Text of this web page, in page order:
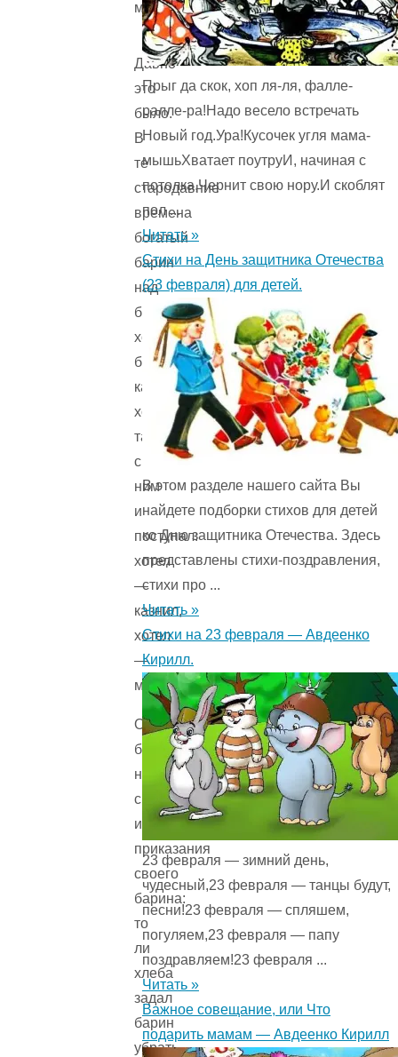
мужа.
Давно
это
было.
В
те
стародавние
времена
богатый
барин
над
бедняком
хозяином
был;
как
хотел,
так
с
ним
и
поступал:
хотел
—
казнил,
хотел
—
миловал.
Однажды
батрак
не
смог
исполнить
приказания
своего
барина:
то
ли
хлеба
задал
барин
убрать
Прыг да скок, хоп ля-ля, фалле-
ралле-ра!Надо весело встречать
Новый год.Ура!Кусочек угля мама-
мышьХватает поутруИ, начиная с
потолка,Чернит свою нору.И скоблят
пол ...
Читать »
Стихи на День защитника Отечества
(23 февраля) для детей.
В этом разделе нашего сайта Вы
найдете подборки стихов для детей
ко Дню защитника Отечества. Здесь
представлены стихи-поздравления,
стихи про ...
Читать »
Стихи на 23 февраля — Авдеенко
Кирилл.
23 февраля — зимний день,
чудесный,23 февраля — танцы будут,
песни!23 февраля — спляшем,
погуляем,23 февраля — папу
поздравляем!23 февраля ...
Читать »
Важное совещание, или Что
подарить мамам — Авдеенко Кирилл